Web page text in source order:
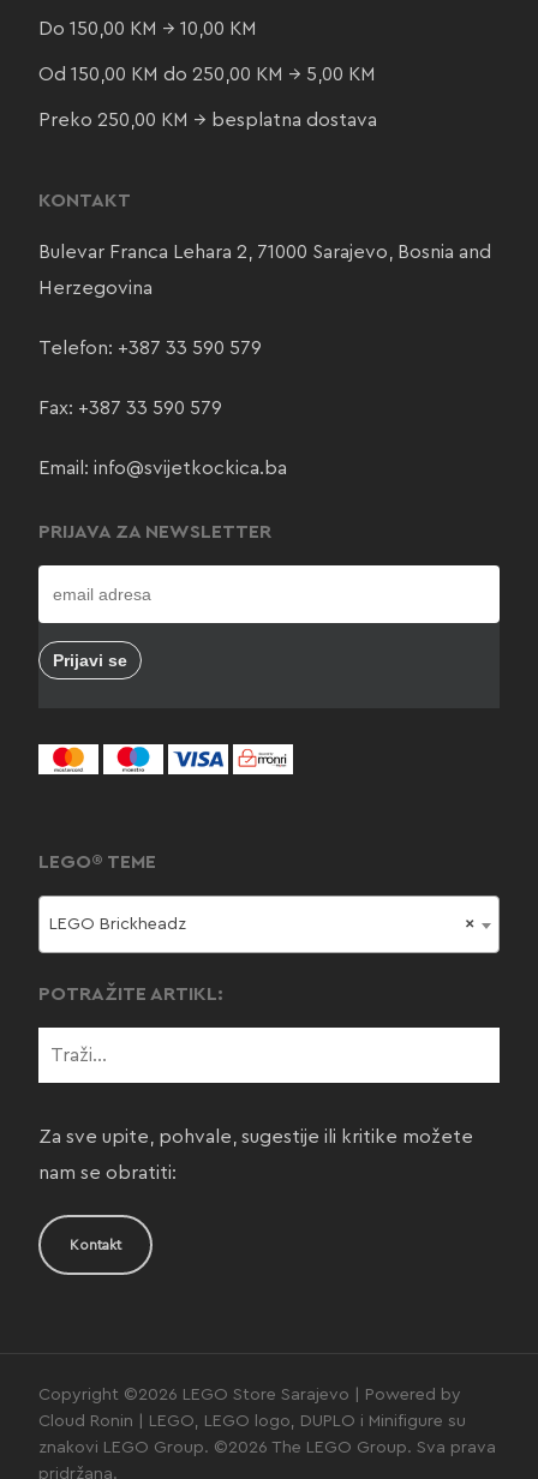
Do 150,00 KM → 10,00 KM
Od 150,00 KM do 250,00 KM → 5,00 KM
Preko 250,00 KM → besplatna dostava
KONTAKT
Bulevar Franca Lehara 2, 71000 Sarajevo, Bosnia and
Herzegovina
Telefon: +387 33 590 579
Fax: +387 33 590 579
Email: info@svijetkockica.ba
PRIJAVA ZA NEWSLETTER
LEGO® TEME
×
LEGO Brickheadz
POTRAŽITE ARTIKL:
Za sve upite, pohvale, sugestije ili kritike možete
nam se obratiti:
Kontakt
Copyright ©2026 LEGO Store Sarajevo | Powered by
Cloud Ronin | LEGO, LEGO logo, DUPLO i Minifigure su
znakovi LEGO Group. ©2026 The LEGO Group. Sva prava
pridržana.